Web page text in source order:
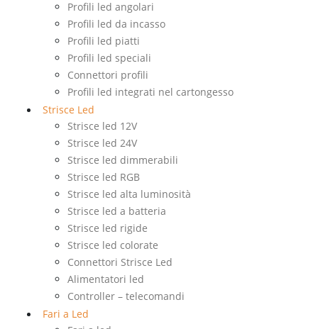
Profili led angolari
Profili led da incasso
Profili led piatti
Profili led speciali
Connettori profili
Profili led integrati nel cartongesso
Strisce Led
Strisce led 12V
Strisce led 24V
Strisce led dimmerabili
Strisce led RGB
Strisce led alta luminosità
Strisce led a batteria
Strisce led rigide
Strisce led colorate
Connettori Strisce Led
Alimentatori led
Controller – telecomandi
Fari a Led